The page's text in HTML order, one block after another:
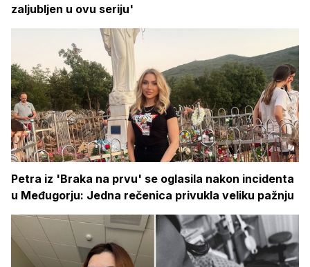
zaljubljen u ovu seriju'
Petra iz 'Braka na prvu' se oglasila nakon incidenta
u Međugorju: Jedna rečenica privukla veliku pažnju